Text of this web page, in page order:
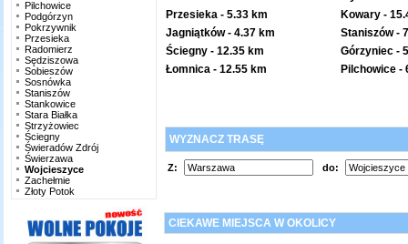
Pilchowice
Podgórzyn
Pokrzywnik
Przesieka
Radomierz
Sędziszowa
Sobieszów
Sosnówka
Staniszów
Stankowice
Stara Białka
Strzyżowiec
Ściegny
Świeradów Zdrój
Świerzawa
Wojcieszyce
Zachełmie
Złoty Potok
Przesieka- 5.33 km Kowary-
Jagniątków- 4.37 km Staniszów-
Ściegny- 12.35 km Górzyniec-
Łomnica- 12.55 km Pilchowice-
WYZNACZ TRASĘ
Z: do:
CIEKAWE MIEJSCA W OKOLICY